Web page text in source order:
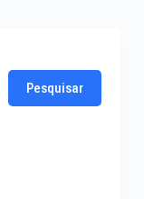
Pesquisar